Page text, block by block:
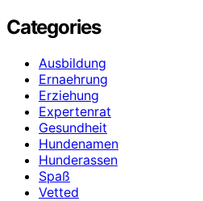
Categories
Ausbildung
Ernaehrung
Erziehung
Expertenrat
Gesundheit
Hundenamen
Hunderassen
Spaß
Vetted